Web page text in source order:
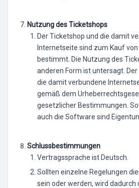
Nutzung des Ticketshops
Der Ticketshop und die damit
Internetseite sind zum Kauf
bestimmt. Die Nutzung des
anderen Form ist untersagt.
die damit verbundene
gemäß dem
gesetzlicher Bestimmungen.
auch die Software sind
Schlussbestimmungen
Vertragssprache ist Deutsch.
Sollten einzelne Regelungen
sein oder werden, wird dadurch